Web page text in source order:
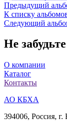
Предыдущий
К списку
Следующий
Не
О компании
Каталог
Контакты
АО КБХА
394006, Россия,